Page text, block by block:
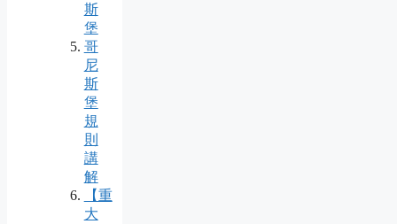
斯
堡
哥
尼
斯
堡
規
則
講
解
【重
大